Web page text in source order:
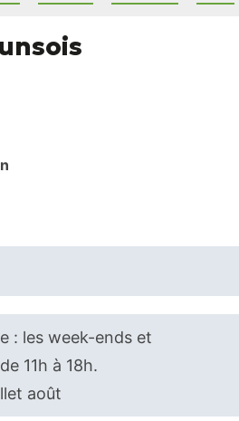
: les week-ends et
11h à 18h.
août